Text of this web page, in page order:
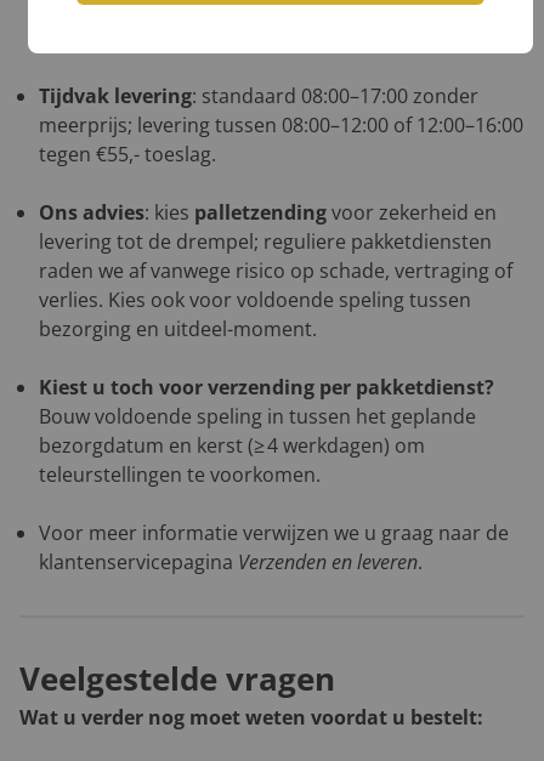
ochtend van de bezorgdag; bij levering uit meerdere
Tijdvak levering: standaard 08:00–17:00 zonder
meerprijs; levering tussen 08:00–12:00 of 12:00–16:00
tegen €55,- toeslag.
Ons advies: kies palletzendingvoor zekerheid en
levering tot de drempel; reguliere pakketdiensten
raden we af vanwege risico op schade, vertraging of
verlies. Kies ook voor voldoende speling tussen
bezorging en uitdeel-moment.
Kiest u toch voor verzending per pakketdienst?
Bouw voldoende speling in tussen het geplande
bezorgdatum en kerst (≥ 4 werkdagen) om
teleurstellingen te voorkomen.
Voor meer informatie verwijzen we u graag naar de
klantenservicepagina Verzenden en leveren.
Veelgestelde vragen
Wat u verder nog moet weten voordat u bestelt: